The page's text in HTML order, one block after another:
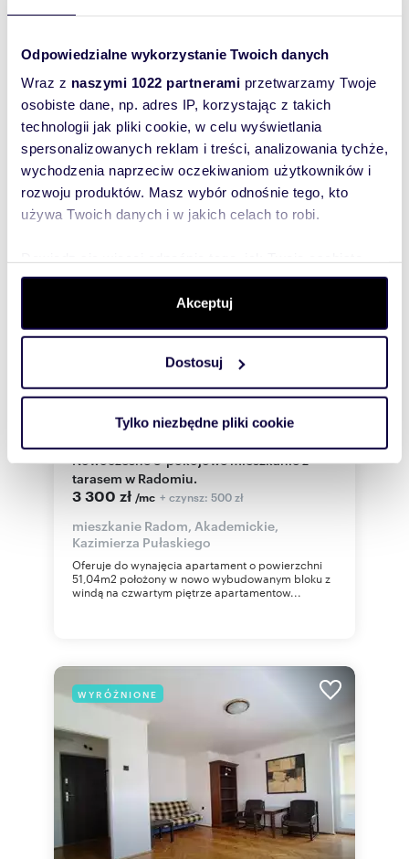
Odpowiedzialne wykorzystanie Twoich danych
Wraz z naszymi 1022 partnerami przetwarzamy Twoje
osobiste dane, np. adres IP, korzystając z takich
technologii jak pliki cookie, w celu wyświetlania
spersonalizowanych reklam i treści, analizowania tychże,
wychodzenia naprzeciw oczekiwaniom użytkowników i
rozwoju produktów. Masz wybór odnośnie tego, kto
używa Twoich danych i w jakich celach to robi.
dane są przetwarzane oraz ustaw własne preferencje w
. W Deklaracji plików cookie możesz
zmienić lub wycofać swoją zgodę w dowolnej chwili.
Wykorzystujemy pliki cookie do spersonalizowania treści
i reklam, aby oferować funkcje społecznościowe i
korzystasz z naszej witryny, udostępniamy partnerom
Partnerzy mogą połączyć te informacje z innymi danymi
otrzymanymi od Ciebie lub uzyskanymi podczas
korzystania z ich usług.
Akceptuj
Dostosuj
Tylko niezbędne pliki cookie
Oferuje do wynajęcia kawalerkę o powierzchni
34m2 położone na parterze budynku
Radomiu.Mies...
WYRÓŻNIONE
3 65zł/m2
Nowoczesne 3-pokojowe mieszkanie z
tarasem w Radomiu.
3 300 zł /mc + czynsz: 500 zł
mieszkanie Radom, Akademickie,
Kazimierza Pułaskiego
Oferuje do wynajęcia apartament o powierzchni
51,04m2 położony w nowo wybudowanym bloku z
windą na czwartym piętrze apartamentow...
WYRÓŻNIONE